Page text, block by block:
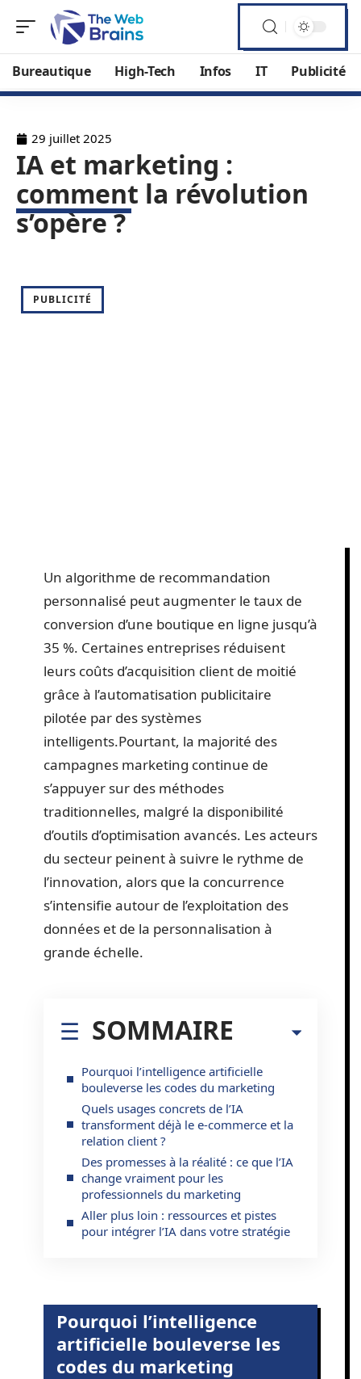
Bureautique High-Tech Infos IT Publicité
29 juillet 2025
IA et marketing :
comment la révolution
s’opère ?
PUBLICITÉ
Un algorithme de recommandation
personnalisé peut augmenter le taux de
conversion d’une boutique en ligne jusqu’à
35 %. Certaines entreprises réduisent
leurs coûts d’acquisition client de moitié
grâce à l’automatisation publicitaire
pilotée par des systèmes
intelligents.Pourtant, la majorité des
campagnes marketing continue de
s’appuyer sur des méthodes
traditionnelles, malgré la disponibilité
d’outils d’optimisation avancés. Les acteurs
du secteur peinent à suivre le rythme de
l’innovation, alors que la concurrence
s’intensifie autour de l’exploitation des
données et de la personnalisation à
grande échelle.
SOMMAIRE
Pourquoi l’intelligence artificielle
bouleverse les codes du marketing
Quels usages concrets de l’IA
transforment déjà le e-commerce et la
relation client ?
Des promesses à la réalité : ce que l’IA
change vraiment pour les
professionnels du marketing
Aller plus loin : ressources et pistes
pour intégrer l’IA dans votre stratégie
Pourquoi l’intelligence
artificielle bouleverse les
codes du marketing